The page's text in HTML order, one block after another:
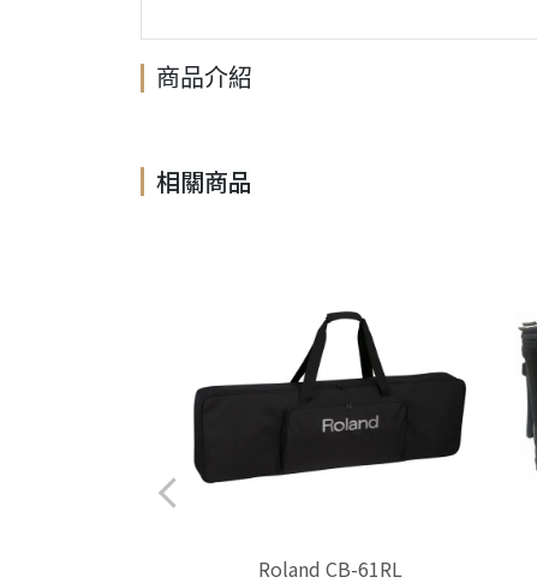
商品介紹
相關商品
Roland CB-61RL